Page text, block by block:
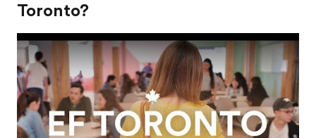
Toronto?
Play